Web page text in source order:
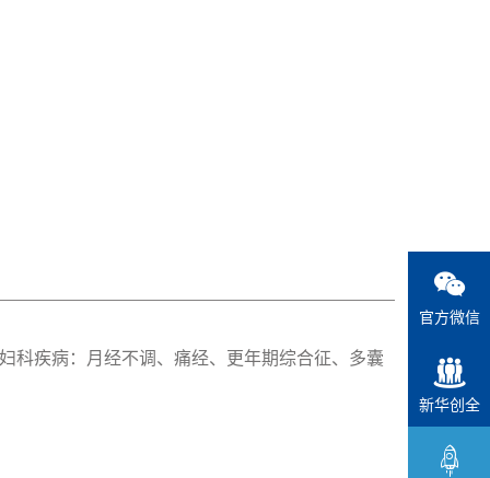
官方微信
新华创全
科疾病：月经不调、痛经、更年期综合征、多囊